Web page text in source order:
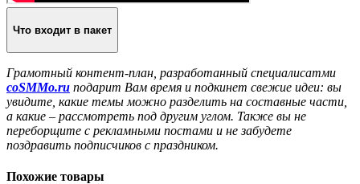
Что входит в пакет
Грамотный контент-план, разработанный специалисатми
coSMMo.ru подарит Вам время и подкинет свежие идеи: вы
увидите, какие темы можно разделить на составные части,
а какие – рассмотреть под другим углом. Также вы не
переборщите с рекламными постами и не забудете
поздравить подписчиков с праздником.
Похожие товары